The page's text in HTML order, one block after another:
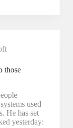
those
used
He has set
yesterday: